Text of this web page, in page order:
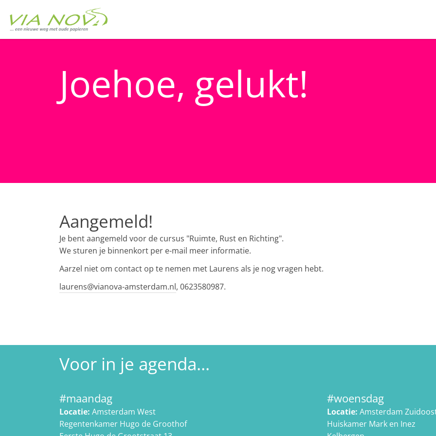
Joehoe, gelukt!
Aangemeld!
Je bent aangemeld voor de cursus "Ruimte, Rust en Richting".
We sturen je binnenkort per e-mail meer informatie.
Aarzel niet om contact op te nemen met Laurens als je nog vragen hebt.
laurens@vianova-amsterdam.nl, 0623580987.
Voor in je agenda...
#maandag
Locatie: Amsterdam West
Regentenkamer Hugo de Groothof
#woensdag
Locatie: Amsterdam
Huiskamer Mark en Inez